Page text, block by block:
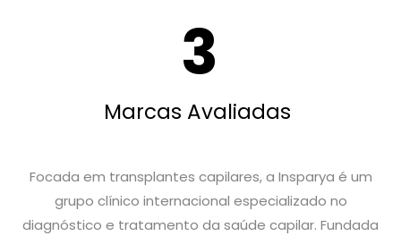
Marcas Avaliadas
3
Focada em transplantes capilares, a Insparya é um
grupo clínico internacional especializado no
diagnóstico e tratamento da saúde capilar. Fundada